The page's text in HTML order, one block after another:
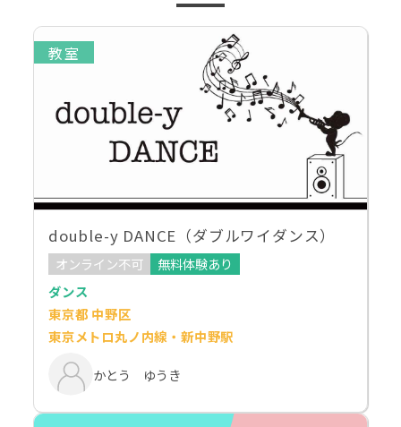
教室
double-y DANCE（ダブルワイダンス）
オンライン不可
無料体験あり
ダンス
東京都 中野区
東京メトロ丸ノ内線・新中野駅
かとう ゆうき